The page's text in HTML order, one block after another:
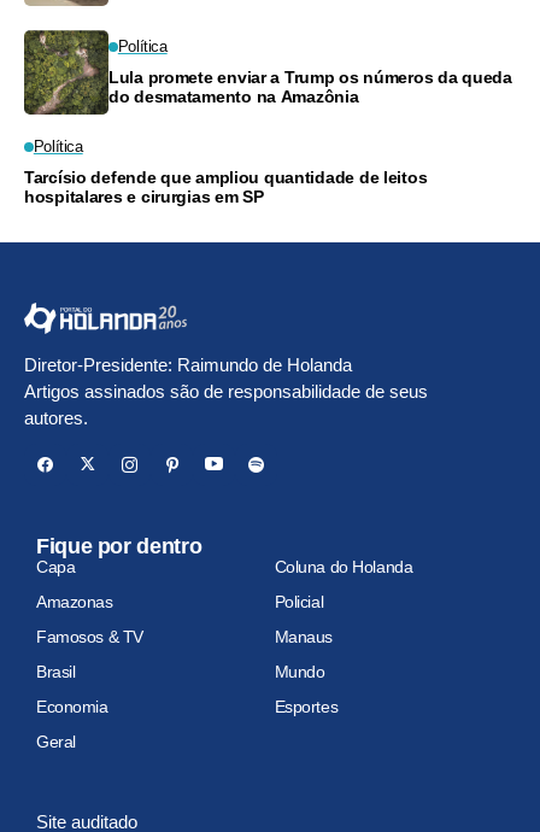
Política
Lula promete enviar a Trump os números da queda
do desmatamento na Amazônia
Política
Tarcísio defende que ampliou quantidade de leitos
hospitalares e cirurgias em SP
Diretor-Presidente: Raimundo de Holanda
Artigos assinados são de responsabilidade de seus
autores.
Fique por dentro
Capa
Coluna do Holanda
Amazonas
Policial
Famosos & TV
Manaus
Brasil
Mundo
Economia
Esportes
Geral
Site auditado